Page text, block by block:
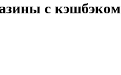
с кэшбэком